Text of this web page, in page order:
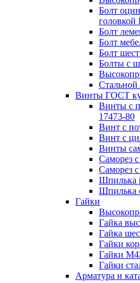
Болт
Болт
Болт
Болт
Болты с
Стальной
Винты ГОСТ
Винты с
17473-80
Винт с
Винт с
Винты
Саморез
Саморез
Шпилька
Шпилька
Гайки
Гайка
Гайка
Гайки
Гайки
Гайки
Арматура и